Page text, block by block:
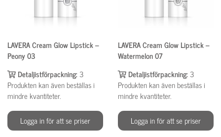
LAVERA Cream Glow Lipstick –
Peony 03
Detaljistförpackning:3
Produkten kan även beställas i
mindre kvantiteter.
Logga in för att se priser
LAVERA Cream Glow Lipstick –
Watermelon 07
Detaljistförpackning:3
Produkten kan även beställas i
mindre kvantiteter.
Logga in för att se priser